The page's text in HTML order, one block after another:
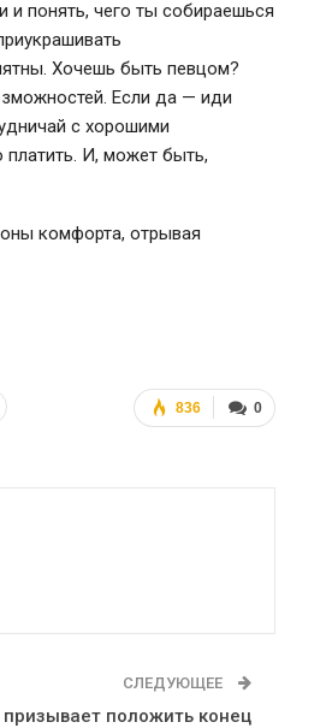
понять, чего ты собираешься
Хочешь быть певцом?
Если да — иди
с хорошими
И, может быть,
комфорта, отрывая
0
836
СЛЕДУЮЩЕЕ
положить конец